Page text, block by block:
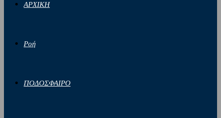
ΑΡΧΙΚΗ
Ροή
ΠΟΔΟΣΦΑΙΡΟ